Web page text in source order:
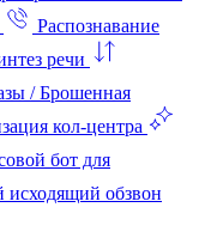
Распознавание
речи
/ Брошенная
кол‑центра
бот для
исходящий обзвон